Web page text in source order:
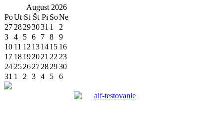
August 2026
PoUt St Št Pi SoNe
27 28293031 1
2
3
4 5 6 7 8
9
10 11 12 131415 16
17 18192021 22 23
24 252627282930
31 1 2 3 4 5 6